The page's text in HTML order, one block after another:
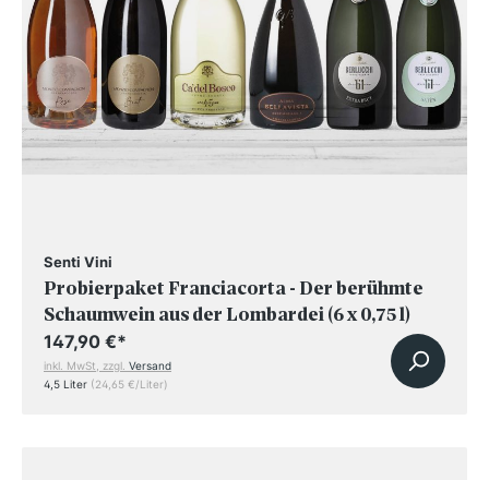
Senti Vini
Probierpaket Franciacorta - Der berühmte
Schaumwein aus der Lombardei (6 x 0,75 l)
147,90 €*
inkl. MwSt, zzgl. Versand
4,5 Liter (24,65 €/Liter)